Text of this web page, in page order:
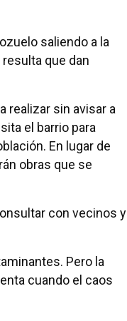
saliendo a la
que dan
realizar sin avisar a
el barrio para
En lugar de
obras que se
con vecinos y
Pero la
cuando el caos